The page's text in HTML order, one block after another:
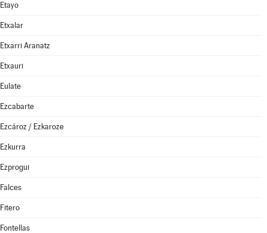
Etayo
Etxalar
Etxarri Aranatz
Etxauri
Eulate
Ezcabarte
Ezcároz / Ezkaroze
Ezkurra
Ezprogui
Falces
Fitero
Fontellas